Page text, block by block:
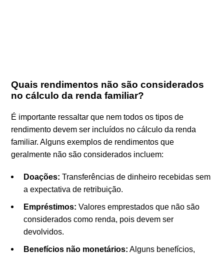
Quais rendimentos não são considerados
no cálculo da renda familiar?
É importante ressaltar que nem todos os tipos de
rendimento devem ser incluídos no cálculo da renda
familiar. Alguns exemplos de rendimentos que
geralmente não são considerados incluem:
Doações: Transferências de dinheiro recebidas sem
a expectativa de retribuição.
Empréstimos: Valores emprestados que não são
considerados como renda, pois devem ser
devolvidos.
Benefícios não monetários: Alguns benefícios,